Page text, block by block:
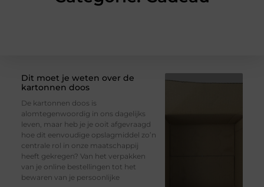
Dit moet je weten over de
kartonnen doos
De kartonnen doos is
alomtegenwoordig in ons dagelijks
leven, maar heb je je ooit afgevraagd
hoe dit eenvoudige opslagmiddel zo’n
centrale rol in onze maatschappij
heeft gekregen? Van het verpakken
van je online bestellingen tot het
bewaren van je persoonlijke